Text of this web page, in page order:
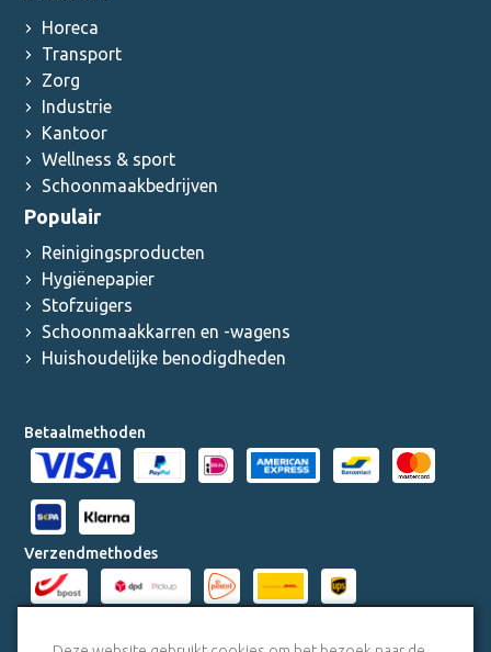
Horeca
Transport
Zorg
Industrie
Kantoor
Wellness & sport
Schoonmaakbedrijven
Populair
Reinigingsproducten
Hygiënepapier
Stofzuigers
Schoonmaakkarren en -wagens
Huishoudelijke benodigdheden
Betaalmethoden
Verzendmethodes